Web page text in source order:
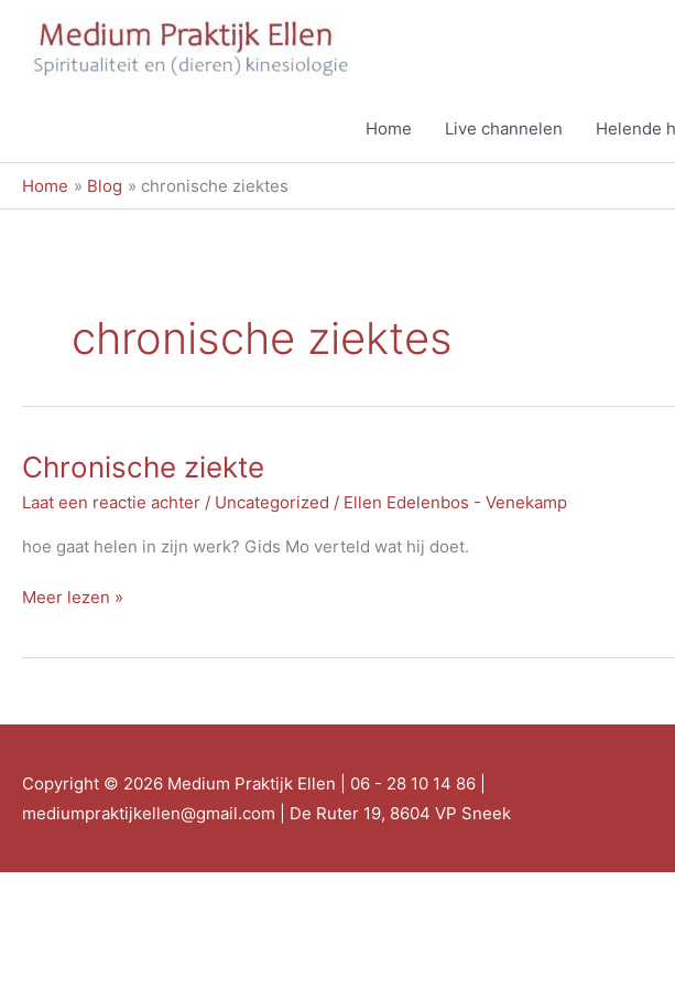
Home
Live channelen Helende
Home Blog chronische ziektes
chronische ziektes
Chronische ziekte
Laat een reactie achter / Uncategorized / Ellen Edelenbos - Venekamp
hoe gaat helen in zijn werk? Gids Mo verteld wat hij doet.
Chronische
Meer lezen »
Copyright © 2026 Medium Praktijk Ellen | 06 - 28 10 14 86 |
mediumpraktijkellen@gmail.com | De Ruter 19, 8604 VP Sneek